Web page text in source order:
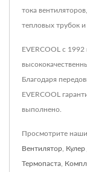
тока
тепловых трубок
EVERCOOL с
Благодаря
EVERCOOL
выполнено.
Просмотрите
Вентилятор
Термопаста